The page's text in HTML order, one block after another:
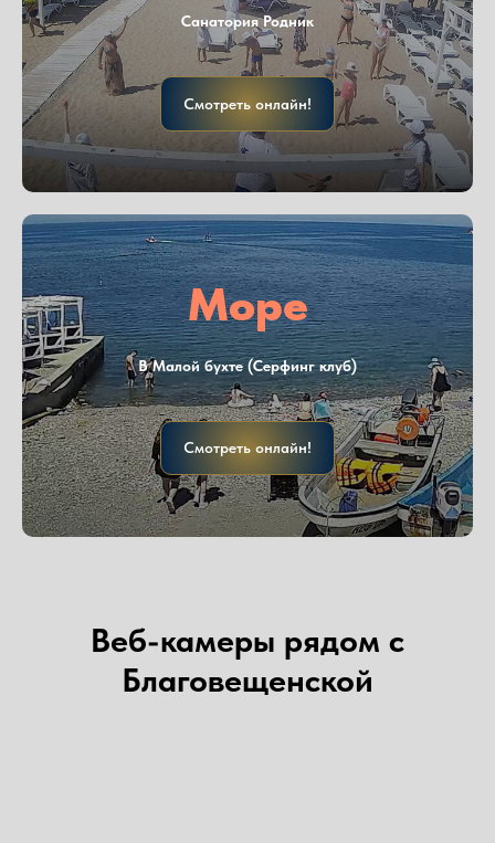
Санатория Родник
Смотреть онлайн!
Море
В Малой бухте (Серфинг клуб)
Смотреть онлайн!
Веб-камеры рядом с
Благовещенской